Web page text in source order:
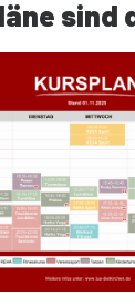
sind